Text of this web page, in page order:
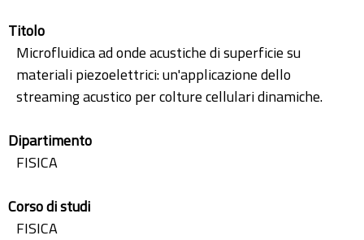
Titolo
Microfluidica ad onde acustiche di superficie su
materiali piezoelettrici: un'applicazione dello
streaming acustico per colture cellulari dinamiche.
Dipartimento
FISICA
Corso di studi
FISICA